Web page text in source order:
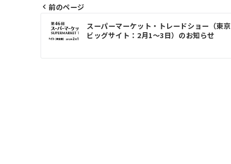
稿
前のページ
スーパーマーケット・トレードショー（東京
ビッグサイト：2月1～3日）のお知らせ